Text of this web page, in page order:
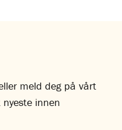
meld deg på vårt
innen